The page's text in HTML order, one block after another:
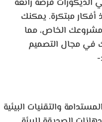
فرصة رائعة
مبتكرة. يمكنك
مشروعك الخاص، مما
في مجال التصميم
والتقنيات البيئية